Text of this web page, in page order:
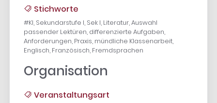
Stichworte
#KI, Sekundarstufe I, Sek I, Literatur, Auswahl
passender Lektüren, differenzierte Aufgaben,
Anforderungen, Praxis, mündliche Klassenarbeit,
Englisch, Französisch, Fremdsprachen
Organisation
Veranstaltungsart